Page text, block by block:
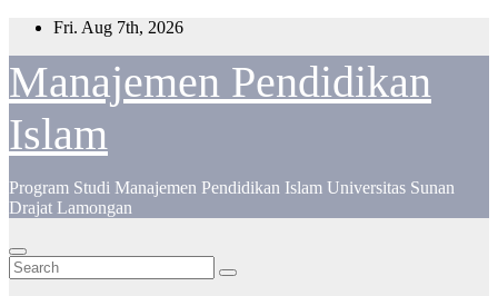
Skip
content
Fri. Aug 7th, 2026
Manajemen Pendidikan
Islam
Program Studi Manajemen Pendidikan Islam Universitas Sunan
Drajat Lamongan